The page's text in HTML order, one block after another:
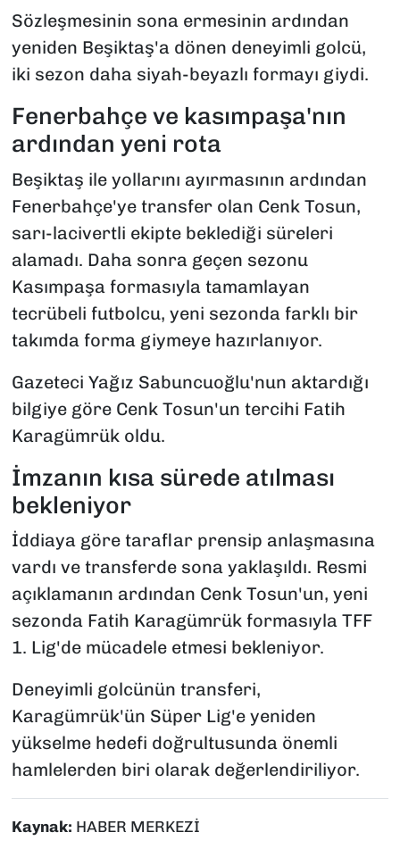
Sözleşmesinin sona ermesinin ardından
yeniden Beşiktaş'a dönen deneyimli golcü,
iki sezon daha siyah-beyazlı formayı giydi.
Fenerbahçe ve kasımpaşa'nın
ardından yeni rota
Beşiktaş ile yollarını ayırmasının ardından
Fenerbahçe'ye transfer olan Cenk Tosun,
sarı-lacivertli ekipte beklediği süreleri
alamadı. Daha sonra geçen sezonu
Kasımpaşa formasıyla tamamlayan
tecrübeli futbolcu, yeni sezonda farklı bir
takımda forma giymeye hazırlanıyor.
Gazeteci Yağız Sabuncuoğlu'nun aktardığı
bilgiye göre Cenk Tosun'un tercihi Fatih
Karagümrük oldu.
İmzanın kısa sürede atılması
bekleniyor
İddiaya göre taraflar prensip anlaşmasına
vardı ve transferde sona yaklaşıldı. Resmi
açıklamanın ardından Cenk Tosun'un, yeni
sezonda Fatih Karagümrük formasıyla TFF
1. Lig'de mücadele etmesi bekleniyor.
Deneyimli golcünün transferi,
Karagümrük'ün Süper Lig'e yeniden
yükselme hedefi doğrultusunda önemli
hamlelerden biri olarak değerlendiriliyor.
Kaynak: HABER MERKEZİ